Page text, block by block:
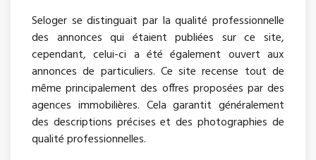
Seloger se distinguait par la qualité professionnelle
des annonces qui étaient publiées sur ce site,
cependant, celui-ci a été également ouvert aux
annonces de particuliers. Ce site recense tout de
même principalement des offres proposées par des
agences immobilières. Cela garantit généralement
des descriptions précises et des photographies de
qualité professionnelles.